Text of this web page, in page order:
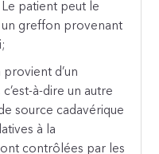
patient peut le
greffon provenant
provient d’un
à-dire un autre
source cadavérique
à la
contrôlées par les